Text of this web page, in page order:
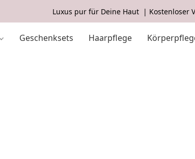
Luxus pur für Deine Haut | Kostenloser
Geschenksets Haarpflege